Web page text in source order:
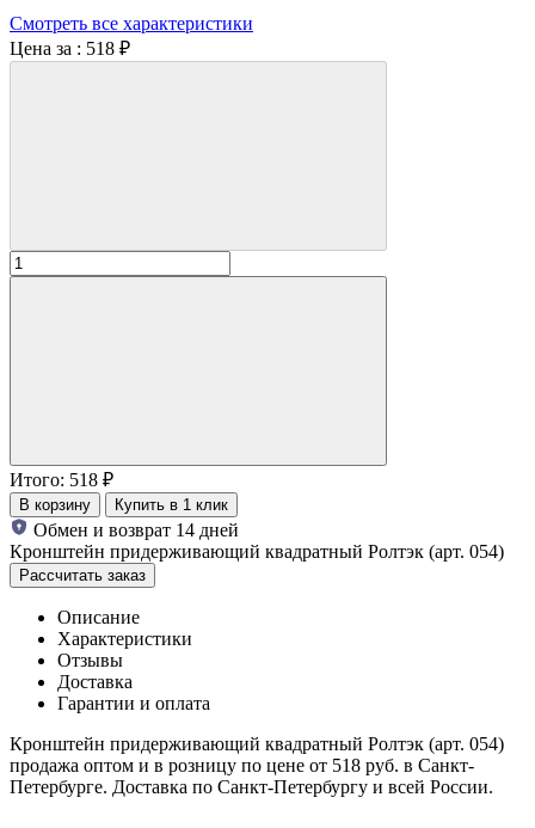
Смотреть все характеристики
Цена за : 518 ₽
Итого: 518 ₽
В корзину Купить в 1 клик
Обмен и возврат 14 дней
Кронштейн придерживающий квадратный Ролтэк (арт. 054)
Рассчитать заказ
Описание
Характеристики
Отзывы
Доставка
Гарантии и оплата
Кронштейн придерживающий квадратный Ролтэк (арт. 054)
продажа оптом и в розницу по цене от 518 руб. в Санкт-
Петербурге. Доставка по Санкт-Петербургу и всей России.